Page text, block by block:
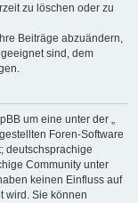
zu löschen oder zu
Beiträge abzuändern,
sind, dem
um eine unter der „
Foren-Software
deutschsprachige
Community unter
keinen Einfluss auf
wird. Sie können